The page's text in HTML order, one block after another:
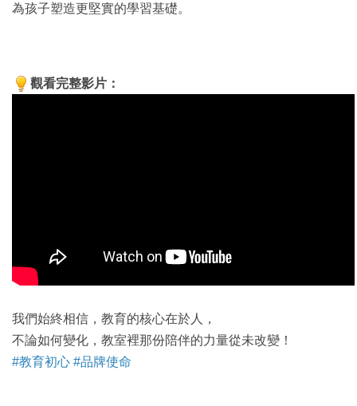
為孩子塑造更堅實的學習基礎。
觀看完整影片：
我們始終相信，教育的核心在於人，
不論如何變化，教室裡那份陪伴的力量從未改變！
#教育初心 #品牌使命